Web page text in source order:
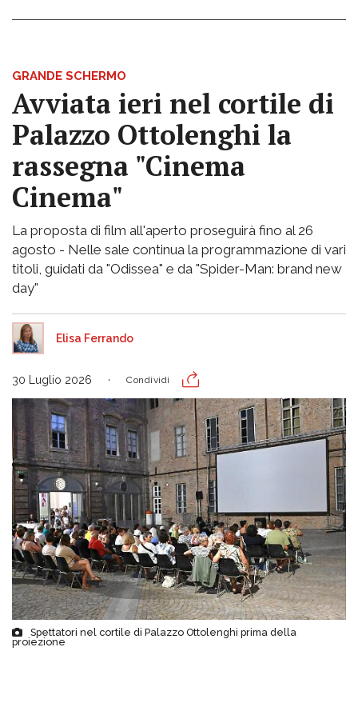
GRANDE SCHERMO
Avviata ieri nel cortile di
Palazzo Ottolenghi la
rassegna "Cinema
Cinema"
La proposta di film all'aperto proseguirà fino al 26
agosto - Nelle sale continua la programmazione di vari
titoli, guidati da "Odissea" e da "Spider-Man: brand new
day"
Elisa Ferrando
30 Luglio 2026 Condividi
Spettatori nel cortile di Palazzo Ottolenghi prima della
proiezione